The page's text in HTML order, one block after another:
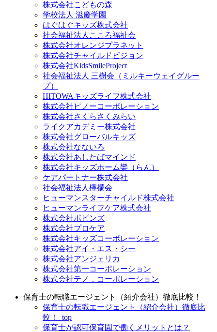
株式会社こどもの森
学校法人 滋慶学園
はぐはぐキッズ株式会社
社会福祉法人こころ福祉会
株式会社オレンジプラネット
株式会社チャイルドビジョン
株式会社KidsSmileProject
社会福祉法人 三樹会（ミルキーウェイグルー
プ）
HITOWAキッズライフ株式会社
株式会社ピノーコーポレーション
株式会社さくらさくみらい
ライクアカデミー株式会社
株式会社グローバルキッズ
株式会社なないろ
株式会社あしたばマインド
株式会社キッズホーム欒（らん）
ケアパートナー株式会社
社会福祉法人檸檬会
ヒューマンスターチャイルド株式会社
ヒューマンライフケア株式会社
株式会社ポピンズ
株式会社プロケア
株式会社キッズコーポレーション
株式会社アイ・エス・シー
株式会社アンジェリカ
株式会社第一コーポレーション
株式会社テノ．コーポレーション
保育士の転職エージェント（紹介会社）徹底比較！
保育士の転職エージェント（紹介会社）徹底比
較！_top
保育士が認可保育園で働くメリットとは？